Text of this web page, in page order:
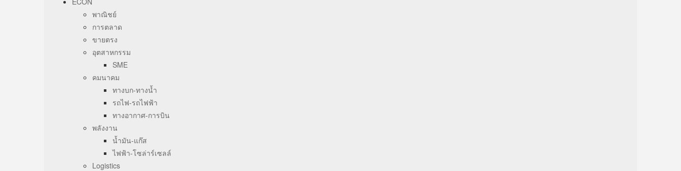
พาณิชย์
การตลาด
ขายตรง
อุตสาหกรรม
SME
คมนาคม
ทางบก-ทางน้ำ
รถไฟ-รถไฟฟ้า
ทางอากาศ-การบิน
พลังงาน
น้ำมัน-แก๊ส
ไฟฟ้า-โซล่าร์เซลล์
Logistics